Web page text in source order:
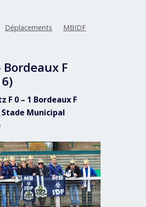
Déplacements MBIDF
Bordeaux F
F 0 – 1 Bordeaux F
Municipal